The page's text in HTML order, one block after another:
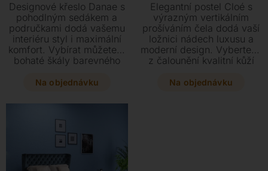
Designové křeslo Danae s
pohodlným sedákem a
područkami dodá vašemu
interiéru styl i maximální
komfort. Vybírat můžete z
bohaté škály barevného
dvou typů otočných
chromu. Dopřejte si
55 x 75 cm s kvalitní výplní
z polyuretanové pěny.
Na objednávku
Elegantní postel Cloé s
výrazným vertikálním
prošíváním čela dodá vaší
ložnici nádech luxusu a
moderní design. Vyberte si
z čalounění kvalitní kůží
s kovovými nohami přesně
Na objednávku